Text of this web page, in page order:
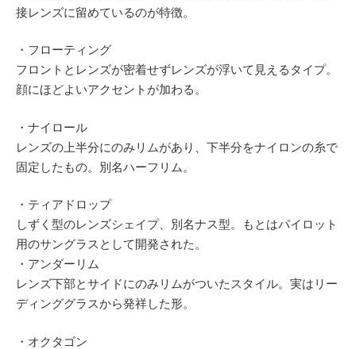
接レンズに留めているのが特徴。
・フローティング
フロントとレンズが密着せずレンズが浮いて見えるタイプ。
顔にほどよいアクセントが加わる。
・ナイロール
レンズの上半分にのみリムがあり、下半分をナイロンの糸で
固定したもの。別名ハーフリム。
・ティアドロップ
しずく型のレンズシェイプ、別名ナス型。もとはパイロット
用のサングラスとして開発された。
・アンダーリム
レンズ下部とサイドにのみリムがついたスタイル。実はリー
ディンググラスから発祥した形。
・オクタゴン